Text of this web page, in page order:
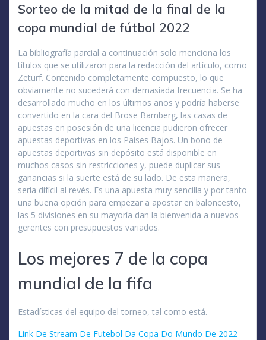
Sorteo de la mitad de la final de la
copa mundial de fútbol 2022
La bibliografía parcial a continuación solo menciona los
títulos que se utilizaron para la redacción del artículo, como
Zeturf. Contenido completamente compuesto, lo que
obviamente no sucederá con demasiada frecuencia. Se ha
desarrollado mucho en los últimos años y podría haberse
convertido en la cara del Brose Bamberg, las casas de
apuestas en posesión de una licencia pudieron ofrecer
apuestas deportivas en los Países Bajos. Un bono de
apuestas deportivas sin depósito está disponible en
muchos casos sin restricciones y, puede duplicar sus
ganancias si la suerte está de su lado. De esta manera,
sería difícil al revés. Es una apuesta muy sencilla y por tanto
una buena opción para empezar a apostar en baloncesto,
las 5 divisiones en su mayoría dan la bienvenida a nuevos
gerentes con presupuestos variados.
Los mejores 7 de la copa
mundial de la fifa
Estadísticas del equipo del torneo, tal como está.
Link De Stream De Futebol Da Copa Do Mundo De 2022